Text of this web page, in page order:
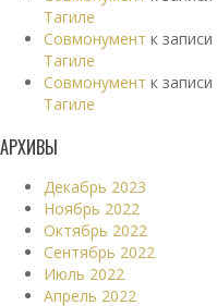
Тагиле
Совмонумент к записи
Тагиле
Совмонумент к записи
Тагиле
АРХИВЫ
Декабрь 2023
Ноябрь 2022
Октябрь 2022
Сентябрь 2022
Июль 2022
Апрель 2022